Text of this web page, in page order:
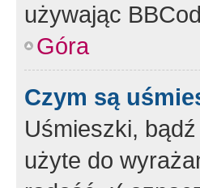
używając
Góra
Czym są
Uśmieszki,
użyte do